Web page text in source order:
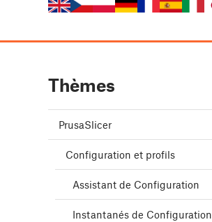
Thèmes
PrusaSlicer
Configuration et profils
Assistant de Configuration
Instantanés de Configuration